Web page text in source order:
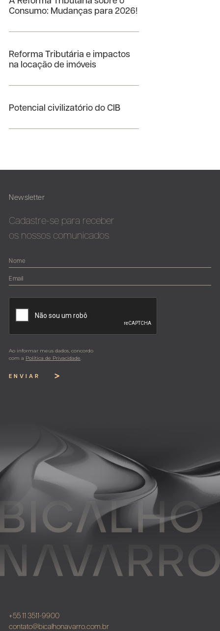
Consumo: Mudanças para 2026!
Reforma Tributária e impactos
na locação de imóveis
Potencial civilizatório do CIB
Newsletter
Cadastre-se para receber
os nossos comunicados
Ao informar meus dados, concordo
com a Política de Privacidade.
ENVIAR
+55 11 3511-9900
contato@bicalhonavarro.com.br